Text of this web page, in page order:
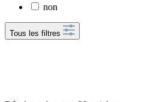
non
Tous les filtres